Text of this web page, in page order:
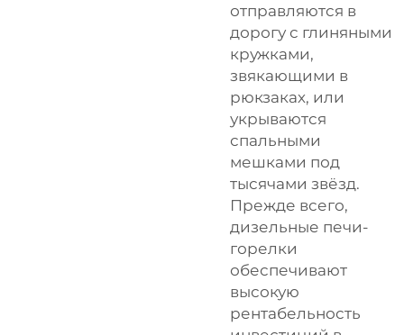
отправляются в
дорогу с глиняными
кружками,
звякающими в
рюкзаках, или
укрываются
спальными
мешками под
тысячами звёзд.
Прежде всего,
дизельные печи-
горелки
обеспечивают
высокую
рентабельность